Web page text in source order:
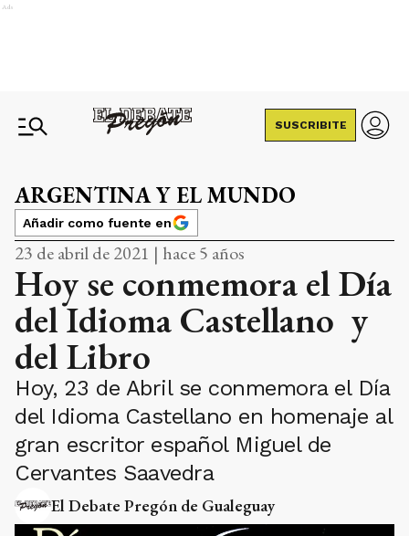
Ads
SUSCRIBITE
ARGENTINA Y EL MUNDO
Añadir como fuente en
23 de abril de 2021 | hace 5 años
Hoy se conmemora el Día
del Idioma Castellano y
del Libro
Hoy, 23 de Abril se conmemora el Día
del Idioma Castellano en homenaje al
gran escritor español Miguel de
Cervantes Saavedra
El Debate Pregón de Gualeguay